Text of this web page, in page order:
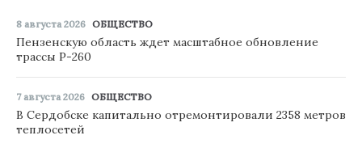
8 августа 2026 ОБЩЕСТВО
Пензенскую область ждет масштабное обновление
трассы Р-260
7 августа 2026 ОБЩЕСТВО
В Сердобске капитально отремонтировали 2358 метров
теплосетей